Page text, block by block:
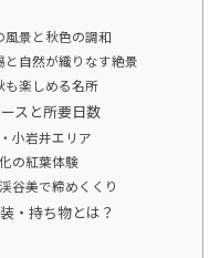
景と秋色の調和
自然が織りなす絶景
も楽しめる名所
スと所要日数
小岩井エリア
の紅葉体験
谷美で締めくくり
・持ち物とは？